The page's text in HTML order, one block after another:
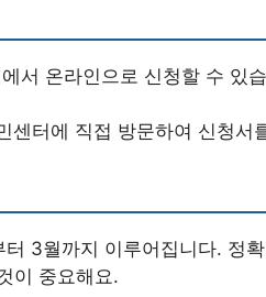
서 온라인으로 신청할 수 있
센터에 직접 방문하여 신청서
3월까지 이루어집니다. 정
이 중요해요.